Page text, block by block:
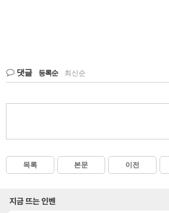
댓글 등록순 최신순
목록 본문 이전
지금 뜨는 인벤